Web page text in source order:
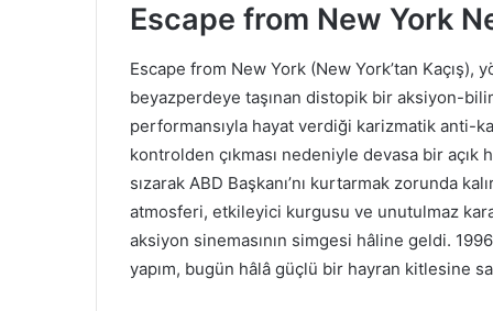
Escape from New York
Escape from New York (New York’tan Kaçış),
beyazperdeye taşınan distopik bir aksiyon-
performansıyla hayat verdiği karizmatik anti-
kontrolden çıkması nedeniyle devasa bir
sızarak ABD Başkanı’nı kurtarmak zorunda
atmosferi, etkileyici kurgusu ve unutulmaz
aksiyon sinemasının simgesi hâline geldi.
yapım, bugün hâlâ güçlü bir hayran kitlesine